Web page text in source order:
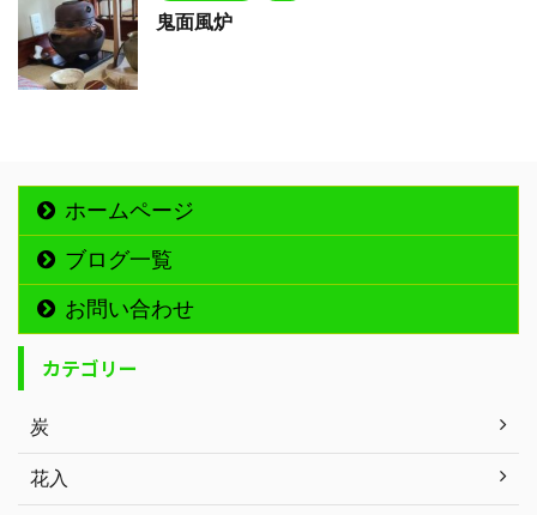
鬼面風炉
ホームページ
ブログ一覧
お問い合わせ
カテゴリー
炭
花入